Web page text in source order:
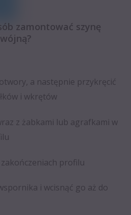
zamontować szynę
a następnie przykręcić
i wkrętów
z żabkami lub agrafkami w
zakończeniach profilu
i wcisnąć go aż do